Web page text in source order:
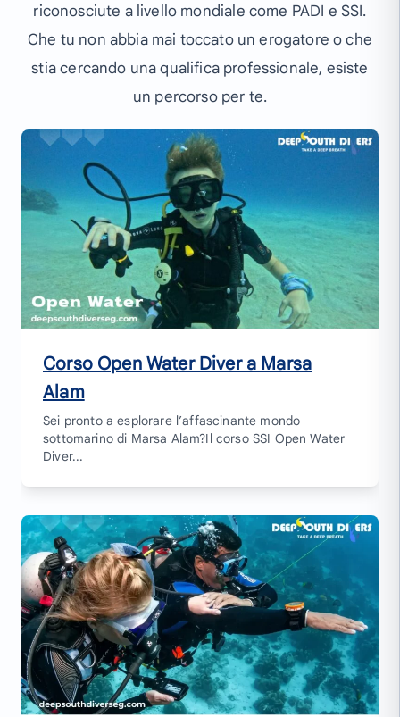
riconosciute a livello mondiale come PADI e SSI.
Che tu non abbia mai toccato un erogatore o che
stia cercando una qualifica professionale, esiste
un percorso per te.
Corso Open Water Diver a Marsa
Alam
Sei pronto a esplorare l’affascinante mondo
sottomarino di Marsa Alam?Il corso SSI Open Water
Diver...